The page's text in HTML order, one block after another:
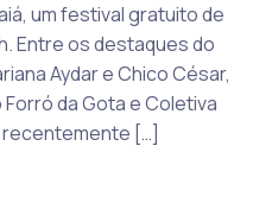
um festival gratuito de
Entre os destaques do
Aydar e Chico César,
da Gota e Coletiva
recentemente […]